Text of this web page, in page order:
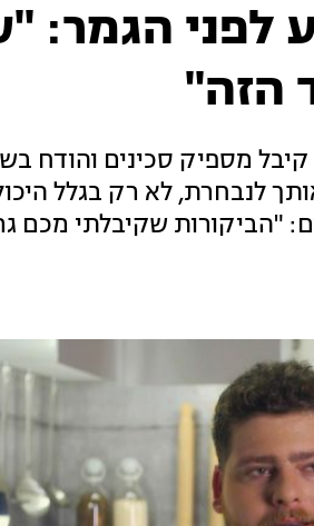
לפני הגמר:
הזה"
מספיק סכינים והודח
לנבחרת, לא רק בגלל
שקיבלתי מכם